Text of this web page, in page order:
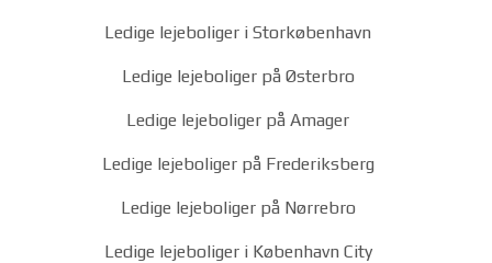
Ledige lejeboliger i Storkøbenhavn
Ledige lejeboliger på Østerbro
Ledige lejeboliger på Amager
Ledige lejeboliger på Frederiksberg
Ledige lejeboliger på Nørrebro
Ledige lejeboliger i København City